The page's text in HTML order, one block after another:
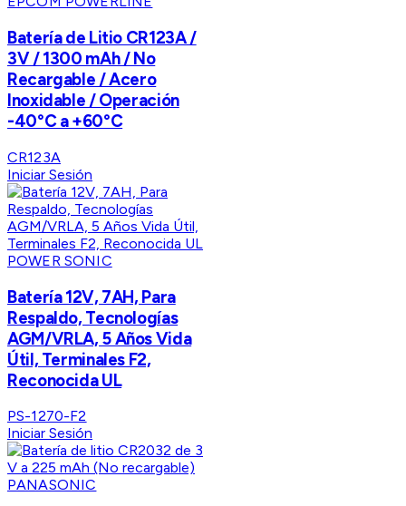
Batería de Litio CR123A /
3V / 1300 mAh / No
Recargable / Acero
Inoxidable / Operación
-40°C a +60°C
CR123A
Iniciar Sesión
POWER SONIC
Batería 12V, 7AH, Para
Respaldo, Tecnologías
AGM/VRLA, 5 Años Vida
Útil, Terminales F2,
Reconocida UL
PS-1270-F2
Iniciar Sesión
PANASONIC